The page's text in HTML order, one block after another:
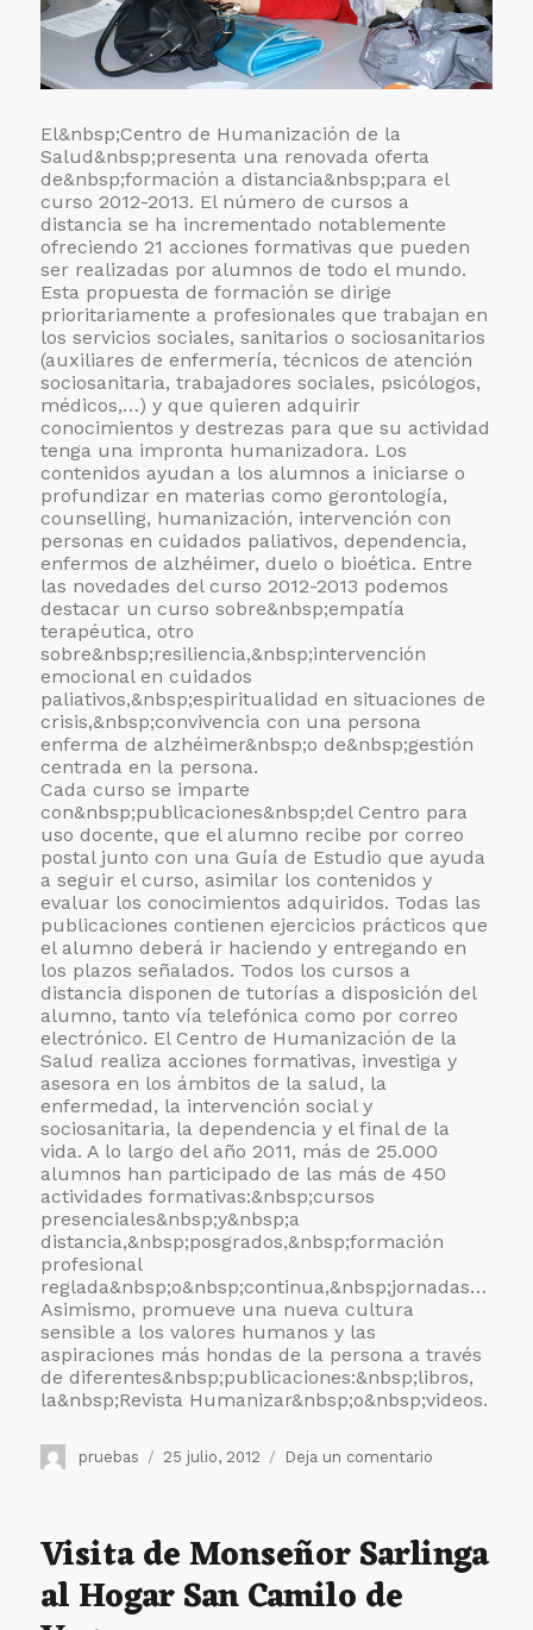
El&nbsp;Centro de Humanización de la
Salud&nbsp;presenta una renovada oferta
de&nbsp;formación a distancia&nbsp;para el
curso 2012-2013. El número de cursos a
distancia se ha incrementado notablemente
ofreciendo 21 acciones formativas que pueden
ser realizadas por alumnos de todo el mundo.
Esta propuesta de formación se dirige
prioritariamente a profesionales que trabajan en
los servicios sociales, sanitarios o sociosanitarios
(auxiliares de enfermería, técnicos de atención
sociosanitaria, trabajadores sociales, psicólogos,
médicos,…) y que quieren adquirir
conocimientos y destrezas para que su actividad
tenga una impronta humanizadora. Los
contenidos ayudan a los alumnos a iniciarse o
profundizar en materias como gerontología,
counselling, humanización, intervención con
personas en cuidados paliativos, dependencia,
enfermos de alzhéimer, duelo o bioética. Entre
las novedades del curso 2012-2013 podemos
destacar un curso sobre&nbsp;empatía
terapéutica, otro
sobre&nbsp;resiliencia,&nbsp;intervención
emocional en cuidados
paliativos,&nbsp;espiritualidad en situaciones de
crisis,&nbsp;convivencia con una persona
enferma de alzhéimer&nbsp;o de&nbsp;gestión
centrada en la persona.
Cada curso se imparte
con&nbsp;publicaciones&nbsp;del Centro para
uso docente, que el alumno recibe por correo
postal junto con una Guía de Estudio que ayuda
a seguir el curso, asimilar los contenidos y
evaluar los conocimientos adquiridos. Todas las
publicaciones contienen ejercicios prácticos que
el alumno deberá ir haciendo y entregando en
los plazos señalados. Todos los cursos a
distancia disponen de tutorías a disposición del
alumno, tanto vía telefónica como por correo
electrónico. El Centro de Humanización de la
Salud realiza acciones formativas, investiga y
asesora en los ámbitos de la salud, la
enfermedad, la intervención social y
sociosanitaria, la dependencia y el final de la
vida. A lo largo del año 2011, más de 25.000
alumnos han participado de las más de 450
actividades formativas:&nbsp;cursos
presenciales&nbsp;y&nbsp;a
distancia,&nbsp;posgrados,&nbsp;formación
profesional
reglada&nbsp;o&nbsp;continua,&nbsp;jornadas…
Asimismo, promueve una nueva cultura
sensible a los valores humanos y las
aspiraciones más hondas de la persona a través
de diferentes&nbsp;publicaciones:&nbsp;libros,
la&nbsp;Revista Humanizar&nbsp;o&nbsp;videos.
Autor
pruebas
Publicado
25 julio, 2012 Deja un comentario
abierta
Visita de Monseñor Sarlinga
al Hogar San Camilo de